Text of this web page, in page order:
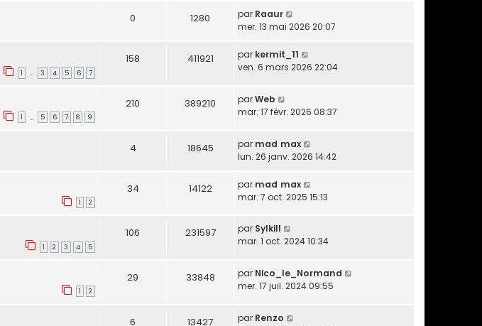
0 1280 par Raaur
mer. 13 mai 2026 20:07
1 … 3 4 5 6 7
158 411921 par kermit_11
ven. 6 mars 2026 22:04
1 … 5 6 7 8 9
210 389210 parWeb
mar. 17 févr. 2026 08:37
4 18645 par mad max
lun. 26 janv. 2026 14:42
1 2
34 14122 par mad max
mar. 7 oct. 2025 15:13
1 2 3 4 5
106 231597 par Sylkill
mar. 1 oct. 2024 10:34
1 2
29 33848 par Nico_le_Normand
mer. 17 juil. 2024 09:55
6 13427 par Renzo